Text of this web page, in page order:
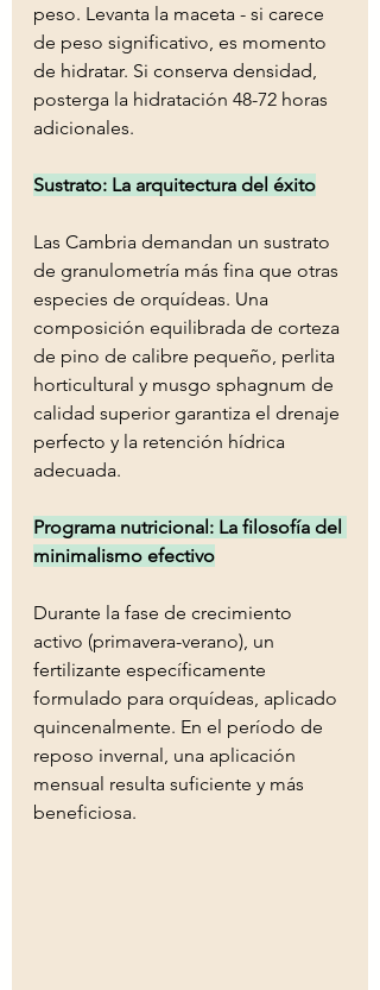
peso. Levanta la maceta - si carece
de peso significativo, es momento
de hidratar. Si conserva densidad,
posterga la hidratación 48-72 horas
adicionales.
Sustrato: La arquitectura del éxito
Las Cambria demandan un sustrato
de granulometría más fina que otras
especies de orquídeas. Una
composición equilibrada de corteza
de pino de calibre pequeño, perlita
horticultural y musgo sphagnum de
calidad superior garantiza el drenaje
perfecto y la retención hídrica
adecuada.
Programa nutricional: La filosofía del
minimalismo efectivo
Durante la fase de crecimiento
activo (primavera-verano), un
fertilizante específicamente
formulado para orquídeas, aplicado
quincenalmente. En el período de
reposo invernal, una aplicación
mensual resulta suficiente y más
beneficiosa.